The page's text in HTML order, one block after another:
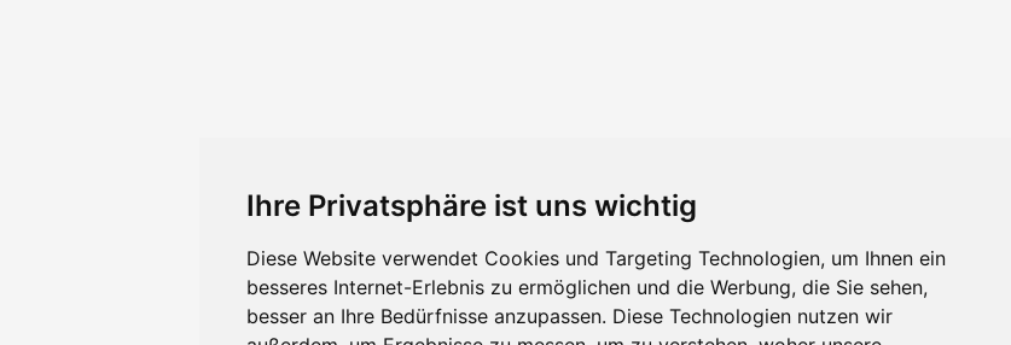
Ihre Privatsphäre ist uns wichtig
Diese Website verwendet Cookies und Targeting Technologien, um Ihnen ein
besseres Internet-Erlebnis zu ermöglichen und die Werbung, die Sie sehen,
besser an Ihre Bedürfnisse anzupassen. Diese Technologien nutzen wir